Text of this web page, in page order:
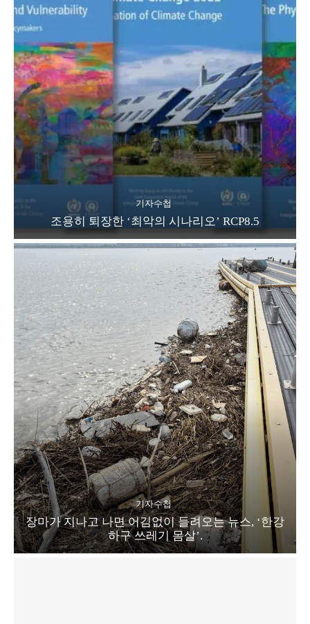
기자수첩
조용히 퇴장한 ‘최악의 시나리오’ RCP8.5
기자수첩
장마가 지나고 나면 어김없이 들려오는 뉴스, ‘한강
하구 쓰레기 몸살’.